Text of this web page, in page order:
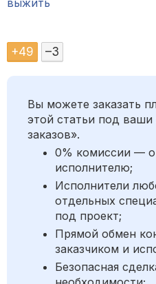
+49 –3
Вы можете заказать
этой статьи под
заказов».
0% комиссии —
исполнителю;
Исполнители
отдельных
под проект;
Прямой обмен
заказчиком и
Безопасная